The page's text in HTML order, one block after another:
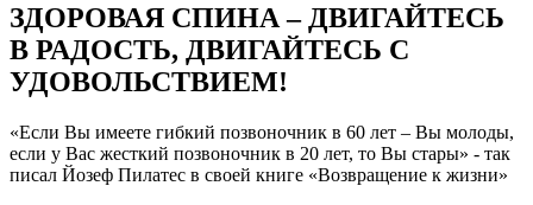
ЗДОРОВАЯ СПИНА – ДВИГАЙТЕСЬ
В РАДОСТЬ, ДВИГАЙТЕСЬ С
УДОВОЛЬСТВИЕМ!
«Если Вы имеете гибкий позвоночник в 60 лет – Вы молоды,
если у Вас жесткий позвоночник в 20 лет, то Вы стары» - так
писал Йозеф Пилатес в своей книге «Возвращение к жизни»